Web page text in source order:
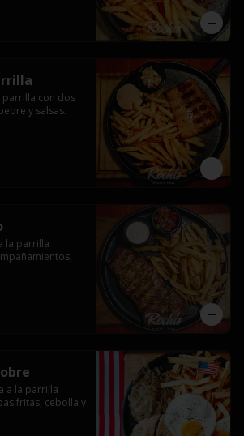
parrilla con dos
y salsas.
la parrilla
a la parrilla
fritas, cebolla y